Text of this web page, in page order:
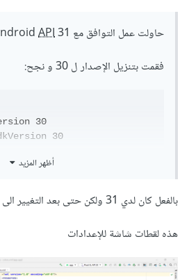
حاولت عمل التوافق مع android API31 ولكن لم ينجح الأمر..
فقمت بتنزيل الإصدار ل 30 و نجح:
30
أظهر المزيد
بالفعل كان لدي 31 ولكن حتى بعد التغيير الى 30 لم ينجح الامر للاسف.
هذه لقطات شاشة للإعدادات